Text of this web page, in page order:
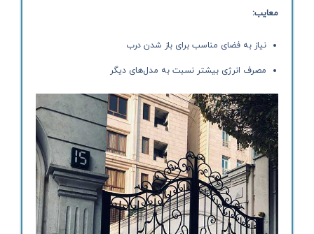
معایب:
نیاز به فضای مناسب برای باز شدن درب
مصرف انرژی بیشتر نسبت به مدل‌های دیگر